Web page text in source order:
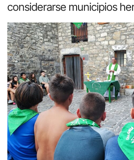
considerarse municipios